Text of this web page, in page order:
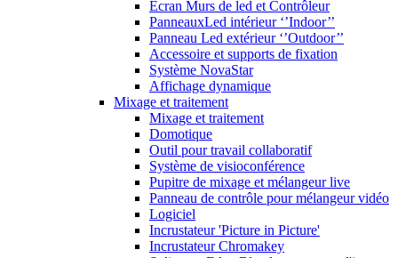
Ecran Murs de led et Contrôleur
PanneauxLed intérieur ‘’Indoor’’
Panneau Led extérieur ‘’Outdoor’’
Accessoire et supports de fixation
Système NovaStar
Affichage dynamique
Mixage et traitement
Mixage et traitement
Domotique
Outil pour travail collaboratif
Système de visioconférence
Pupitre de mixage et mélangeur live
Panneau de contrôle pour mélangeur vidéo
Logiciel
Incrustateur 'Picture in Picture'
Incrustateur Chromakey